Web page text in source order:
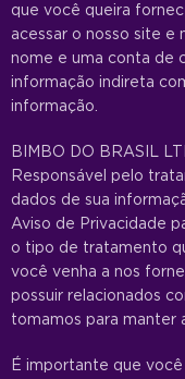
que você queira
acessar o nosso site e
nome e uma conta de
informação indireta
informação.
BIMBO DO BRASIL
Responsável pelo
dados de sua
Aviso de Privacidade
o tipo de tratamento
você venha a nos
possuir relacionados
tomamos para manter
É importante que